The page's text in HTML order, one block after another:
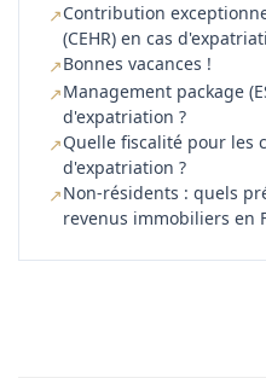
↗Contribution
(CEHR) en cas
↗Bonnes vacances !
↗Management package
d'expatriation ?
↗Quelle fiscalité pour les
d'expatriation ?
↗Non‑résidents : quels
revenus immobiliers en